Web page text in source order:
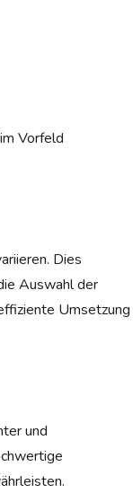
Vorfeld
Dies
Auswahl der
Umsetzung
und